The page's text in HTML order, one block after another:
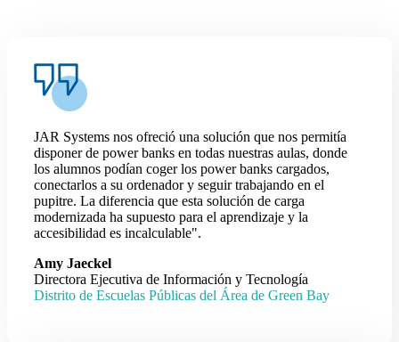
JAR Systems nos ofreció una solución que nos permitía
disponer de power banks en todas nuestras aulas, donde
los alumnos podían coger los power banks cargados,
conectarlos a su ordenador y seguir trabajando en el
pupitre. La diferencia que esta solución de carga
modernizada ha supuesto para el aprendizaje y la
accesibilidad es incalculable".
Amy Jaeckel
Directora Ejecutiva de Información y Tecnología
Distrito de Escuelas Públicas del Área de Green Bay